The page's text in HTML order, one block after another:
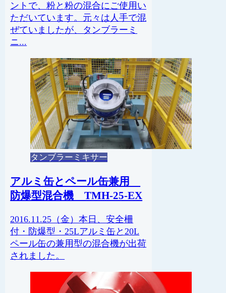
ントで、粉と粉の混合にご使用い
ただいています。元々は人手で混
ぜていましたが、タンブラーミ
ニ...
タンブラーミキサー
アルミ缶とペール缶兼用
防爆型混合機 TMH-25-EX
2016.11.25（金）本日、安全柵
付・防爆型・25Lアルミ缶と20L
ペール缶の兼用型の混合機が出荷
されました。